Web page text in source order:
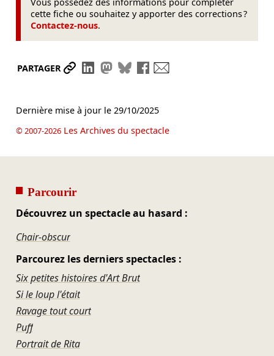
cette fiche ou souhaitez y apporter des corrections ?
Contactez-nous.
PARTAGER Partager le lien
Partager sur LinkedIn
Partager sur Mastodon
Partager sur Bluesky
Partager sur Facebook
Dernière mise à jour le 29/10/2025
© 2007-2026Les Archives du spectacle
Parcourir
Découvrez un spectacle au hasard :
Chair-obscur
Parcourez les derniers spectacles :
Six petites histoires d'Art Brut
Si le loup l'était
Ravage tout court
Puff
Portrait de Rita